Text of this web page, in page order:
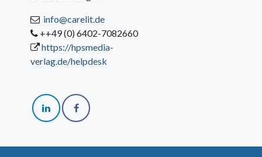
info@carelit.de
++49 (0) 6402-7082660
https://hpsmedia-
verlag.de/helpdesk